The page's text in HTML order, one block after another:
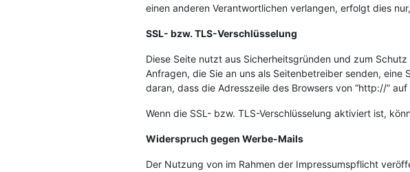
einen anderen Verantwortlichen verlangen, erfolgt dies
SSL- bzw. TLS-Verschlüsselung
Diese Seite nutzt aus Sicherheitsgründen und zum
Anfragen, die Sie an uns als Seitenbetreiber senden, eine
daran, dass die Adresszeile des Browsers von “http://”
Wenn die SSL- bzw. TLS-Verschlüsselung aktiviert ist,
Widerspruch gegen Werbe-Mails
Der Nutzung von im Rahmen der Impressumspflicht